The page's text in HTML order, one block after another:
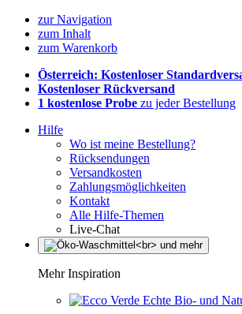
zur Navigation
zum Inhalt
zum Warenkorb
Österreich: Kostenloser
Kostenloser Rückversand
1 kostenlose Probe zu jeder Bestellung
Hilfe
Wo ist meine Bestellung?
Rücksendungen
Versandkosten
Zahlungsmöglichkeiten
Kontakt
Alle Hilfe-Themen
Live-Chat
Mehr Inspiration
Echte Bio- und